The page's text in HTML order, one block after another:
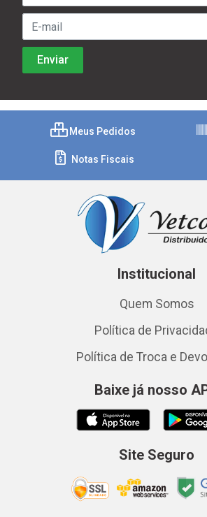
Meus Pedidos
Notas Fiscais
Institucional
Quem Somos
Política de
Política de Troca e
Baixe já nosso
Site Seguro